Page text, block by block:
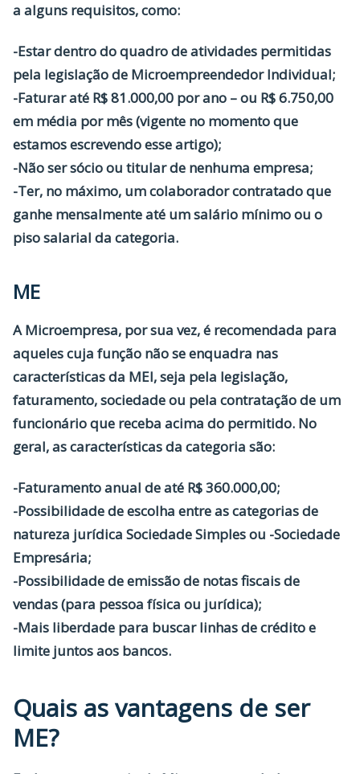
a alguns requisitos, como:
-Estar dentro do quadro de atividades permitidas
pela legislação de Microempreendedor Individual;
-Faturar até R$ 81.000,00 por ano – ou R$ 6.750,00
em média por mês (vigente no momento que
estamos escrevendo esse artigo);
-Não ser sócio ou titular de nenhuma empresa;
-Ter, no máximo, um colaborador contratado que
ganhe mensalmente até um salário mínimo ou o
piso salarial da categoria.
ME
AMicroempresa, por sua vez, é recomendada para
aqueles cuja função não se enquadra nas
características da MEI, seja pela legislação,
faturamento, sociedade ou pela contratação de um
funcionário que receba acima do permitido. No
geral, as características da categoria são:
-Faturamento anual de até R$ 360.000,00;
-Possibilidade de escolha entre as categorias de
natureza jurídica Sociedade Simples ou -Sociedade
Empresária;
-Possibilidade de emissão de notas fiscais de
vendas (para pessoa física ou jurídica);
-Mais liberdade para buscar linhas de crédito e
limite juntos aos bancos.
Quais as vantagens de ser
ME?